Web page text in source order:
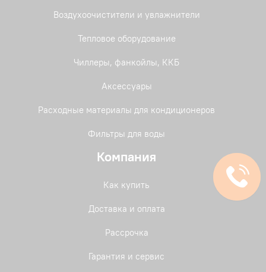
Воздухоочистители и увлажнители
Тепловое оборудование
Чиллеры, фанкойлы, ККБ
Аксессуары
Расходные материалы для кондиционеров
Фильтры для воды
Компания
Как купить
Доставка и оплата
Рассрочка
Гарантия и сервис